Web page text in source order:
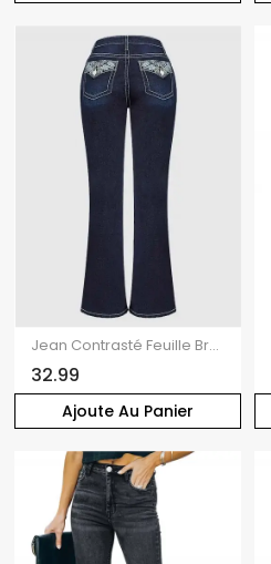
Ajoute Au Panier
Jean Contrasté Feuille Brodée Zippé avec Double Boutons
32.99